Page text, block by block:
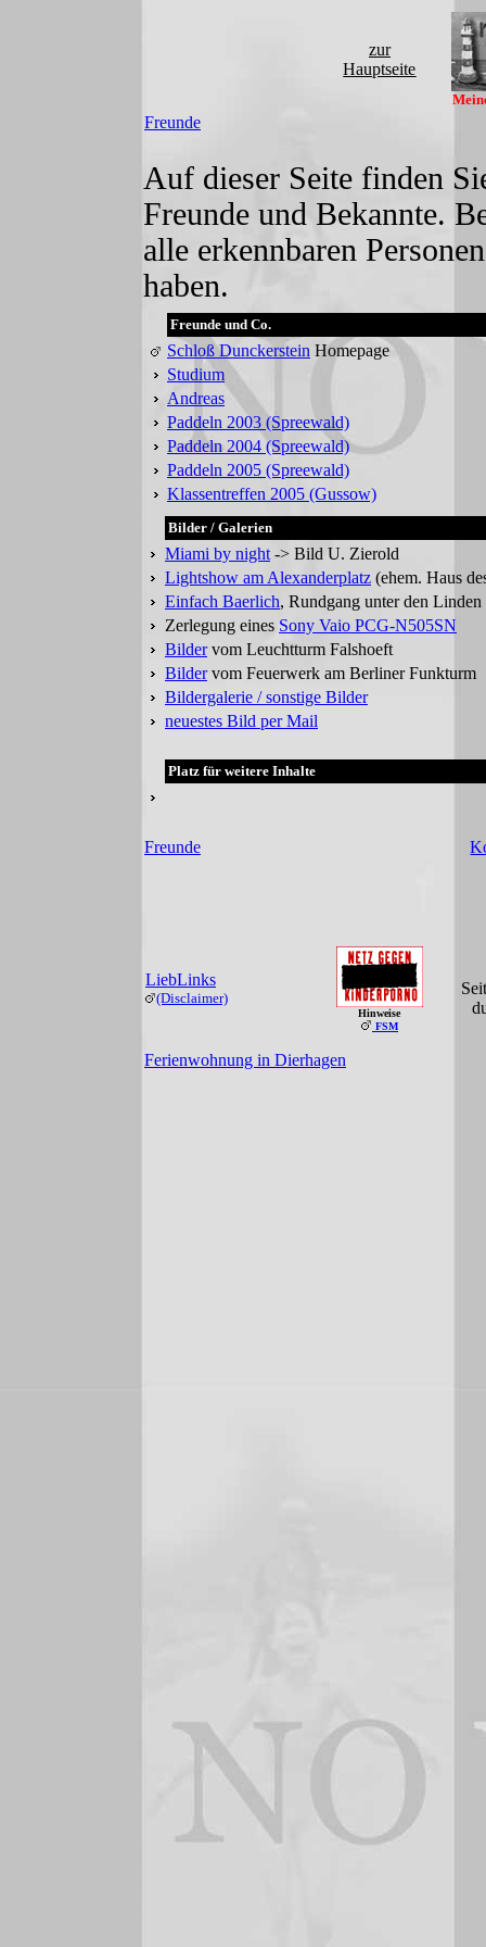
zur
Hauptseite
Freunde
Auf dieser Seite finden
Freunde und Bekannte.
alle erkennbaren
haben.
Freunde und Co.
Schloß Dunckerstein Homepage
Studium
Andreas
Paddeln 2003 (Spreewald)
Paddeln 2004 (Spreewald)
Paddeln 2005 (Spreewald)
Klassentreffen 2005 (Gussow)
Bilder / Galerien
Miami by night -> Bild U. Zierold
Lightshow am Alexanderplatz (ehem. Haus
Einfach Baerlich, Rundgang unter den Linden
Zerlegung eines Sony Vaio PCG-N505SN
Bildervom Leuchtturm Falshoeft
Bildervom Feuerwerk am Berliner Funkturm
Bildergalerie / sonstige Bilder
neuestes Bild per Mail
Platz für weitere Inhalte
Freunde
LiebLinks
(Disclaimer)
Hinweise
FSM
Ferienwohnung in Dierhagen